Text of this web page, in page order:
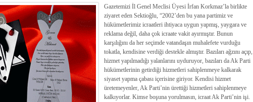
Gazetemizi İl Genel Meclisi Üyesi İrfan Korkmaz’la birlikte
ziyaret eden Sektioğlu, “2002’den bu yana partimiz ve
hükümetlerimiz icraatleri ihtiyaca uygun yapmış, yaygara ve
reklama değil, daha çok icraate vakit ayırmıştır. Bunun
karşılığını da her seçimde vatandaşın muhalefete vurduğu
tokatla, kendisine verdiği destekle almıştır. Bazıları ağzını açıp,
hizmet yapılmadığı yalanlarını uyduruyor, bazıları da Ak Parti
hükümetlerinin getirdiği hizmetleri sahiplenmeye kalkarak
siyaset yapma çabası içerisine giriyor. Kendisi hizmet
üretemeyenler, Ak Parti’nin ürettiği hizmetleri sahiplenmeye
kalkıyorlar. Kimse boşuna yorulmasın, icraat Ak Parti’nin işi.